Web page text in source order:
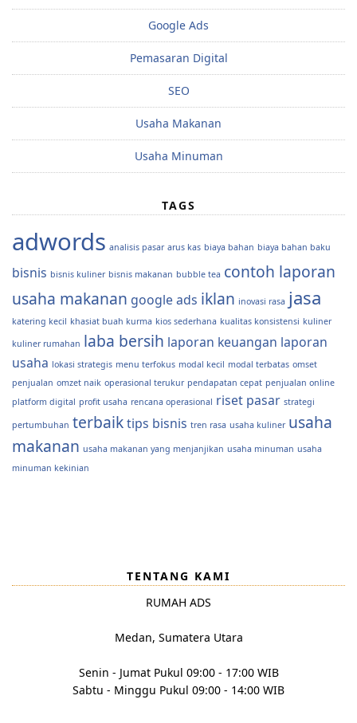
Google Ads
Pemasaran Digital
SEO
Usaha Makanan
Usaha Minuman
TAGS
adwords analisis pasar arus kas biaya bahan biaya bahan baku
bisnis bisnis kuliner bisnis makanan bubble tea contoh laporan
usaha makanan google ads iklan inovasi rasa jasa
katering kecil khasiat buah kurma kios sederhana kualitas konsistensi kuliner
kuliner rumahan laba bersih laporan keuangan laporan
usaha lokasi strategis menu terfokus modal kecil modal terbatas omset
penjualan omzet naik operasional terukur pendapatan cepat penjualan online
platform digital profit usaha rencana operasional riset pasar strategi
pertumbuhan terbaiktips bisnis tren rasa usaha kuliner usaha
makanan usaha makanan yang menjanjikan usaha minuman usaha
minuman kekinian
TENTANG KAMI
RUMAH ADS
Medan, Sumatera Utara
Senin - Jumat Pukul 09:00 - 17:00 WIB
Sabtu - Minggu Pukul 09:00 - 14:00 WIB